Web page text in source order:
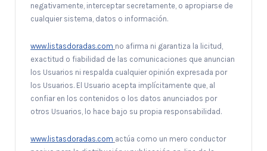
negativamente, interceptar secretamente, o apropiarse de
cualquier sistema, datos o información.
www.listasdoradas.com no afirma ni garantiza la licitud,
exactitud o fiabilidad de las comunicaciones que anuncian
los Usuarios ni respalda cualquier opinión expresada por
los Usuarios. El Usuario acepta implícitamente que, al
confiar en los contenidos o los datos anunciados por
otros Usuarios, lo hace bajo su propia responsabilidad.
www.listasdoradas.com actúa como un mero conductor